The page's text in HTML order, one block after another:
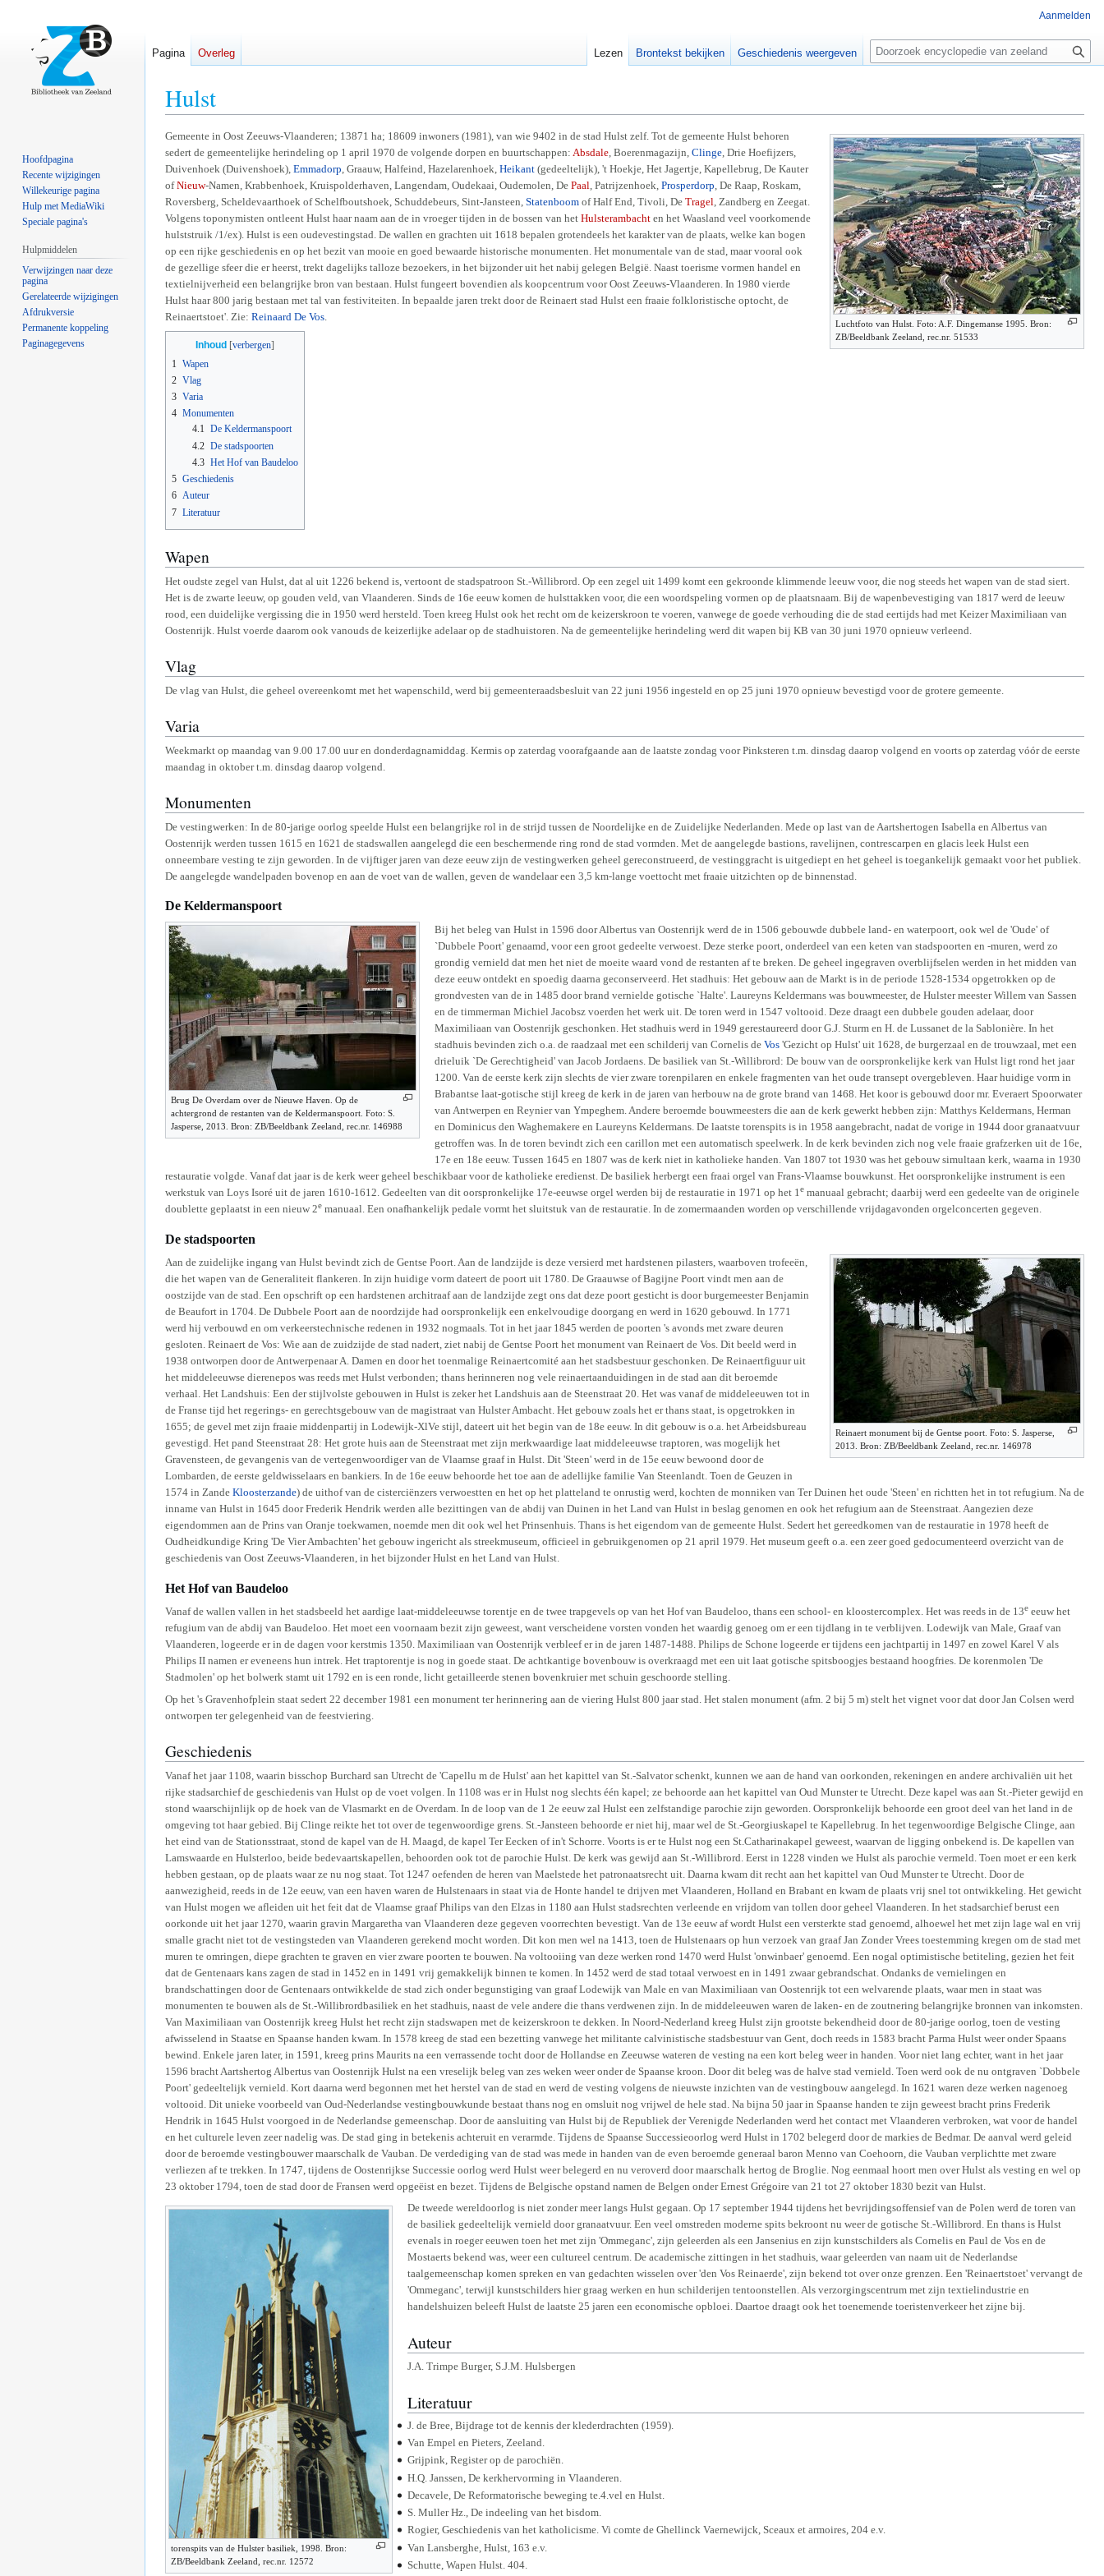
Hulst
Naar
navigatie
springen
Naar
zoeken
springen
Luchtfoto van Hulst. Foto: A.F. Dingemanse 1995. Bron:
ZB/Beeldbank Zeeland, rec.nr. 51533
Gemeente in Oost Zeeuws-Vlaanderen; 13871 ha; 18609 inwoners (1981), van wie 9402 in de stad Hulst zelf. Tot de gemeente Hulst behoren
sedert de gemeentelijke herindeling op 1 april 1970 de volgende dorpen en buurtschappen: Absdale, Boerenmagazijn, Clinge, Drie Hoefijzers,
Duivenhoek (Duivenshoek), Emmadorp, Graauw, Halfeind, Hazelarenhoek, Heikant (gedeeltelijk), 't Hoekje, Het Jagertje, Kapellebrug, De Kauter
ofNieuw-Namen, Krabbenhoek, Kruispolderhaven, Langendam, Oudekaai, Oudemolen, De Paal, Patrijzenhoek, Prosperdorp, De Raap, Roskam,
Roversberg, Scheldevaarthoek of Schelfboutshoek, Schuddebeurs, Sint-Jansteen, Statenboom of Half End, Tivoli, De Tragel, Zandberg en Zeegat.
Volgens toponymisten ontleent Hulst haar naam aan de in vroeger tijden in de bossen van het Hulsterambacht en het Waasland veel voorkomende
hulststruik /1/ex). Hulst is een oudevestingstad. De wallen en grachten uit 1618 bepalen grotendeels het karakter van de plaats, welke kan bogen
op een rijke geschiedenis en op het bezit van mooie en goed bewaarde historische monumenten. Het monumentale van de stad, maar vooral ook
de gezellige sfeer die er heerst, trekt dagelijks talloze bezoekers, in het bijzonder uit het nabij gelegen België. Naast toerisme vormen handel en
textielnijverheid een belangrijke bron van bestaan. Hulst fungeert bovendien als koopcentrum voor Oost Zeeuws-Vlaanderen. In 1980 vierde
Hulst haar 800 jarig bestaan met tal van festiviteiten. In bepaalde jaren trekt door de Reinaert stad Hulst een fraaie folkloristische optocht, de
Reinaertstoet'. Zie: Reinaard De Vos.
Inhoud
1
Wapen
2 Vlag
3 Varia
4 Monumenten
4.1 De Keldermanspoort
4.2 De stadspoorten
4.3 Het Hof van Baudeloo
5 Geschiedenis
6 Auteur
7 Literatuur
Wapen
Het oudste zegel van Hulst, dat al uit 1226 bekend is, vertoont de stadspatroon St.-Willibrord. Op een zegel uit 1499 komt een gekroonde klimmende leeuw voor, die nog steeds het wapen van de stad siert.
Het is de zwarte leeuw, op gouden veld, van Vlaanderen. Sinds de 16e eeuw komen de hulsttakken voor, die een woordspeling vormen op de plaatsnaam. Bij de wapenbevestiging van 1817 werd de leeuw
rood, een duidelijke vergissing die in 1950 werd hersteld. Toen kreeg Hulst ook het recht om de keizerskroon te voeren, vanwege de goede verhouding die de stad eertijds had met Keizer Maximiliaan van
Oostenrijk. Hulst voerde daarom ook vanouds de keizerlijke adelaar op de stadhuistoren. Na de gemeentelijke herindeling werd dit wapen bij KB van 30 juni 1970 opnieuw verleend.
Vlag
De vlag van Hulst, die geheel overeenkomt met het wapenschild, werd bij gemeenteraadsbesluit van 22 juni 1956 ingesteld en op 25 juni 1970 opnieuw bevestigd voor de grotere gemeente.
Varia
Weekmarkt op maandag van 9.00 17.00 uur en donderdagnamiddag. Kermis op zaterdag voorafgaande aan de laatste zondag voor Pinksteren t.m. dinsdag daarop volgend en voorts op zaterdag vóór de eerste
maandag in oktober t.m. dinsdag daarop volgend.
Monumenten
De vestingwerken: In de 80-jarige oorlog speelde Hulst een belangrijke rol in de strijd tussen de Noordelijke en de Zuidelijke Nederlanden. Mede op last van de Aartshertogen Isabella en Albertus van
Oostenrijk werden tussen 1615 en 1621 de stadswallen aangelegd die een beschermende ring rond de stad vormden. Met de aangelegde bastions, ravelijnen, contrescarpen en glacis leek Hulst een
onneembare vesting te zijn geworden. In de vijftiger jaren van deze eeuw zijn de vestingwerken geheel gereconstrueerd, de vestinggracht is uitgediept en het geheel is toegankelijk gemaakt voor het publiek.
De aangelegde wandelpaden bovenop en aan de voet van de wallen, geven de wandelaar een 3,5 km-lange voettocht met fraaie uitzichten op de binnenstad.
De Keldermanspoort
Brug De Overdam over de Nieuwe Haven. Op de
achtergrond de restanten van de Keldermanspoort. Foto: S.
Jasperse, 2013. Bron: ZB/Beeldbank Zeeland, rec.nr. 146988
Bij het beleg van Hulst in 1596 door Albertus van Oostenrijk werd de in 1506 gebouwde dubbele land- en waterpoort, ook wel de 'Oude' of
`Dubbele Poort' genaamd, voor een groot gedeelte verwoest. Deze sterke poort, onderdeel van een keten van stadspoorten en -muren, werd zo
grondig vernield dat men het niet de moeite waard vond de restanten af te breken. De geheel ingegraven overblijfselen werden in het midden van
deze eeuw ontdekt en spoedig daarna geconserveerd. Het stadhuis: Het gebouw aan de Markt is in de periode 1528-1534 opgetrokken op de
grondvesten van de in 1485 door brand vernielde gotische `Halte'. Laureyns Keldermans was bouwmeester, de Hulster meester Willem van Sassen
en de timmerman Michiel Jacobsz voerden het werk uit. De toren werd in 1547 voltooid. Deze draagt een dubbele gouden adelaar, door
Maximiliaan van Oostenrijk geschonken. Het stadhuis werd in 1949 gerestaureerd door G.J. Sturm en H. de Lussanet de la Sablonière. In het
stadhuis bevinden zich o.a. de raadzaal met een schilderij van Cornelis deVos 'Gezicht op Hulst' uit 1628, de burgerzaal en de trouwzaal, met een
drieluik `De Gerechtigheid' van Jacob Jordaens. De basiliek van St.-Willibrord: De bouw van de oorspronkelijke kerk van Hulst ligt rond het jaar
1200. Van de eerste kerk zijn slechts de vier zware torenpilaren en enkele fragmenten van het oude transept overgebleven. Haar huidige vorm in
Brabantse laat-gotische stijl kreeg de kerk in de jaren van herbouw na de grote brand van 1468. Het koor is gebouwd door mr. Everaert Spoorwater
van Antwerpen en Reynier van Ympeghem. Andere beroemde bouwmeesters die aan de kerk gewerkt hebben zijn: Matthys Keldermans, Herman
en Dominicus den Waghemakere en Laureyns Keldermans. De laatste torenspits is in 1958 aangebracht, nadat de vorige in 1944 door granaatvuur
getroffen was. In de toren bevindt zich een carillon met een automatisch speelwerk. In de kerk bevinden zich nog vele fraaie grafzerken uit de 16e,
17e en 18e eeuw. Tussen 1645 en 1807 was de kerk niet in katholieke handen. Van 1807 tot 1930 was het gebouw simultaan kerk, waarna in 1930
restauratie volgde. Vanaf dat jaar is de kerk weer geheel beschikbaar voor de katholieke eredienst. De basiliek herbergt een fraai orgel van Frans-Vlaamse bouwkunst. Het oorspronkelijke instrument is een
werkstuk van Loys Isoré uit de jaren 1610-1612. Gedeelten van dit oorspronkelijke 17e-eeuwse orgel werden bij de restauratie in 1971 op het 1e manuaal gebracht; daarbij werd een gedeelte van de originele
doublette geplaatst in een nieuw 2e manuaal. Een onafhankelijk pedale vormt het sluitstuk van de restauratie. In de zomermaanden worden op verschillende vrijdagavonden orgelconcerten gegeven.
De stadspoorten
Reinaert monument bij de Gentse poort. Foto: S. Jasperse,
2013. Bron: ZB/Beeldbank Zeeland, rec.nr. 146978
Aan de zuidelijke ingang van Hulst bevindt zich de Gentse Poort. Aan de landzijde is deze versierd met hardstenen pilasters, waarboven trofeeën,
die het wapen van de Generaliteit flankeren. In zijn huidige vorm dateert de poort uit 1780. De Graauwse of Bagijne Poort vindt men aan de
oostzijde van de stad. Een opschrift op een hardstenen architraaf aan de landzijde zegt ons dat deze poort gesticht is door burgemeester Benjamin
de Beaufort in 1704. De Dubbele Poort aan de noordzijde had oorspronkelijk een enkelvoudige doorgang en werd in 1620 gebouwd. In 1771
werd hij verbouwd en om verkeerstechnische redenen in 1932 nogmaals. Tot in het jaar 1845 werden de poorten 's avonds met zware deuren
gesloten. Reinaert de Vos: Wie aan de zuidzijde de stad nadert, ziet nabij de Gentse Poort het monument van Reinaert de Vos. Dit beeld werd in
1938 ontworpen door de Antwerpenaar A. Damen en door het toenmalige Reinaertcomité aan het stadsbestuur geschonken. De Reinaertfiguur uit
het middeleeuwse dierenepos was reeds met Hulst verbonden; thans herinneren nog vele reinaertaanduidingen in de stad aan dit beroemde
verhaal. Het Landshuis: Een der stijlvolste gebouwen in Hulst is zeker het Landshuis aan de Steenstraat 20. Het was vanaf de middeleeuwen tot in
de Franse tijd het regerings- en gerechtsgebouw van de magistraat van Hulster Ambacht. Het gebouw zoals het er thans staat, is opgetrokken in
1655; de gevel met zijn fraaie middenpartij in Lodewijk-XlVe stijl, dateert uit het begin van de 18e eeuw. In dit gebouw is o.a. het Arbeidsbureau
gevestigd. Het pand Steenstraat 28: Het grote huis aan de Steenstraat met zijn merkwaardige laat middeleeuwse traptoren, was mogelijk het
Gravensteen, de gevangenis van de vertegenwoordiger van de Vlaamse graaf in Hulst. Dit 'Steen' werd in de 15e eeuw bewoond door de
Lombarden, de eerste geldwisselaars en bankiers. In de 16e eeuw behoorde het toe aan de adellijke familie Van Steenlandt. Toen de Geuzen in
1574 in Zande Kloosterzande) de uithof van de cisterciënzers verwoestten en het op het platteland te onrustig werd, kochten de monniken van Ter Duinen het oude 'Steen' en richtten het in tot refugium. Na de
inname van Hulst in 1645 door Frederik Hendrik werden alle bezittingen van de abdij van Duinen in het Land van Hulst in beslag genomen en ook het refugium aan de Steenstraat. Aangezien deze
eigendommen aan de Prins van Oranje toekwamen, noemde men dit ook wel het Prinsenhuis. Thans is het eigendom van de gemeente Hulst. Sedert het gereedkomen van de restauratie in 1978 heeft de
Oudheidkundige Kring 'De Vier Ambachten' het gebouw ingericht als streekmuseum, officieel in gebruikgenomen op 21 april 1979. Het museum geeft o.a. een zeer goed gedocumenteerd overzicht van de
geschiedenis van Oost Zeeuws-Vlaanderen, in het bijzonder Hulst en het Land van Hulst.
Het Hof van Baudeloo
Vanaf de wallen vallen in het stadsbeeld het aardige laat-middeleeuwse torentje en de twee trapgevels op van het Hof van Baudeloo, thans een school- en kloostercomplex. Het was reeds in de 13e eeuw het
refugium van de abdij van Baudeloo. Het moet een voornaam bezit zijn geweest, want verscheidene vorsten vonden het waardig genoeg om er een tijdlang in te verblijven. Lodewijk van Male, Graaf van
Vlaanderen, logeerde er in de dagen voor kerstmis 1350. Maximiliaan van Oostenrijk verbleef er in de jaren 1487-1488. Philips de Schone logeerde er tijdens een jachtpartij in 1497 en zowel Karel V als
Philips II namen er eveneens hun intrek. Het traptorentje is nog in goede staat. De achtkantige bovenbouw is overkraagd met een uit laat gotische spitsboogjes bestaand hoogfries. De korenmolen 'De
Stadmolen' op het bolwerk stamt uit 1792 en is een ronde, licht getailleerde stenen bovenkruier met schuin geschoorde stelling.
Op het 's Gravenhofplein staat sedert 22 december 1981 een monument ter herinnering aan de viering Hulst 800 jaar stad. Het stalen monument (afm. 2 bij 5 m) stelt het vignet voor dat door Jan Colsen werd
ontworpen ter gelegenheid van de feestviering.
Geschiedenis
Vanaf het jaar 1108, waarin bisschop Burchard san Utrecht de 'Capellu m de Hulst' aan het kapittel van St.-Salvator schenkt, kunnen we aan de hand van oorkonden, rekeningen en andere archivaliën uit het
rijke stadsarchief de geschiedenis van Hulst op de voet volgen. In 1108 was er in Hulst nog slechts één kapel; ze behoorde aan het kapittel van Oud Munster te Utrecht. Deze kapel was aan St.-Pieter gewijd en
stond waarschijnlijk op de hoek van de Vlasmarkt en de Overdam. In de loop van de 1 2e eeuw zal Hulst een zelfstandige parochie zijn geworden. Oorspronkelijk behoorde een groot deel van het land in de
omgeving tot haar gebied. Bij Clinge reikte het tot over de tegenwoordige grens. St.-Jansteen behoorde er niet hij, maar wel de St.-Georgiuskapel te Kapellebrug. In het tegenwoordige Belgische Clinge, aan
het eind van de Stationsstraat, stond de kapel van de H. Maagd, de kapel Ter Eecken of in't Schorre. Voorts is er te Hulst nog een St.Catharinakapel geweest, waarvan de ligging onbekend is. De kapellen van
Lamswaarde en Hulsterloo, beide bedevaartskapellen, behoorden ook tot de parochie Hulst. De kerk was gewijd aan St.-Willibrord. Eerst in 1228 vinden we Hulst als parochie vermeld. Toen moet er een kerk
hebben gestaan, op de plaats waar ze nu nog staat. Tot 1247 oefenden de heren van Maelstede het patronaatsrecht uit. Daarna kwam dit recht aan het kapittel van Oud Munster te Utrecht. Door de
aanwezigheid, reeds in de 12e eeuw, van een haven waren de Hulstenaars in staat via de Honte handel te drijven met Vlaanderen, Holland en Brabant en kwam de plaats vrij snel tot ontwikkeling. Het gewicht
van Hulst mogen we afleiden uit het feit dat de Vlaamse graaf Philips van den Elzas in 1180 aan Hulst stadsrechten verleende en vrijdom van tollen door geheel Vlaanderen. In het stadsarchief berust een
oorkonde uit het jaar 1270, waarin gravin Margaretha van Vlaanderen deze gegeven voorrechten bevestigt. Van de 13e eeuw af wordt Hulst een versterkte stad genoemd, alhoewel het met zijn lage wal en vrij
smalle gracht niet tot de vestingsteden van Vlaanderen gerekend mocht worden. Dit kon men wel na 1413, toen de Hulstenaars op hun verzoek van graaf Jan Zonder Vrees toestemming kregen om de stad met
muren te omringen, diepe grachten te graven en vier zware poorten te bouwen. Na voltooiing van deze werken rond 1470 werd Hulst 'onwinbaer' genoemd. Een nogal optimistische betiteling, gezien het feit
dat de Gentenaars kans zagen de stad in 1452 en in 1491 vrij gemakkelijk binnen te komen. In 1452 werd de stad totaal verwoest en in 1491 zwaar gebrandschat. Ondanks de vernielingen en
brandschattingen door de Gentenaars ontwikkelde de stad zich onder begunstiging van graaf Lodewijk van Male en van Maximiliaan van Oostenrijk tot een welvarende plaats, waar men in staat was
monumenten te bouwen als de St.-Willibrordbasiliek en het stadhuis, naast de vele andere die thans verdwenen zijn. In de middeleeuwen waren de laken- en de zoutnering belangrijke bronnen van inkomsten.
Van Maximiliaan van Oostenrijk kreeg Hulst het recht zijn stadswapen met de keizerskroon te dekken. In Noord-Nederland kreeg Hulst zijn grootste bekendheid door de 80-jarige oorlog, toen de vesting
afwisselend in Staatse en Spaanse handen kwam. In 1578 kreeg de stad een bezetting vanwege het militante calvinistische stadsbestuur van Gent, doch reeds in 1583 bracht Parma Hulst weer onder Spaans
bewind. Enkele jaren later, in 1591, kreeg prins Maurits na een verrassende tocht door de Hollandse en Zeeuwse wateren de vesting na een kort beleg weer in handen. Voor niet lang echter, want in het jaar
1596 bracht Aartshertog Albertus van Oostenrijk Hulst na een vreselijk beleg van zes weken weer onder de Spaanse kroon. Door dit beleg was de halve stad vernield. Toen werd ook de nu ontgraven `Dobbele
Poort' gedeeltelijk vernield. Kort daarna werd begonnen met het herstel van de stad en werd de vesting volgens de nieuwste inzichten van de vestingbouw aangelegd. In 1621 waren deze werken nagenoeg
voltooid. Dit unieke voorbeeld van Oud-Nederlandse vestingbouwkunde bestaat thans nog en omsluit nog vrijwel de hele stad. Na bijna 50 jaar in Spaanse handen te zijn geweest bracht prins Frederik
Hendrik in 1645 Hulst voorgoed in de Nederlandse gemeenschap. Door de aansluiting van Hulst bij de Republiek der Verenigde Nederlanden werd het contact met Vlaanderen verbroken, wat voor de handel
en het culturele leven zeer nadelig was. De stad ging in betekenis achteruit en verarmde. Tijdens de Spaanse Successieoorlog werd Hulst in 1702 belegerd door de markies de Bedmar. De aanval werd geleid
door de beroemde vestingbouwer maarschalk de Vauban. De verdediging van de stad was mede in handen van de even beroemde generaal baron Menno van Coehoorn, die Vauban verplichtte met zware
verliezen af te trekken. In 1747, tijdens de Oostenrijkse Successie oorlog werd Hulst weer belegerd en nu veroverd door maarschalk hertog de Broglie. Nog eenmaal hoort men over Hulst als vesting en wel op
23 oktober 1794, toen de stad door de Fransen werd opgeëist en bezet. Tijdens de Belgische opstand namen de Belgen onder Ernest Grégoire van 21 tot 27 oktober 1830 bezit van Hulst.
torenspits van de Hulster basiliek, 1998. Bron:
ZB/Beeldbank Zeeland, rec.nr. 12572
De tweede wereldoorlog is niet zonder meer langs Hulst gegaan. Op 17 september 1944 tijdens het bevrijdingsoffensief van de Polen werd de toren van
de basiliek gedeeltelijk vernield door granaatvuur. Een veel omstreden moderne spits bekroont nu weer de gotische St.-Willibrord. En thans is Hulst
evenals in roeger eeuwen toen het met zijn 'Ommeganc', zijn geleerden als een Jansenius en zijn kunstschilders als Cornelis en Paul de Vos en de
Mostaerts bekend was, weer een cultureel centrum. De academische zittingen in het stadhuis, waar geleerden van naam uit de Nederlandse
taalgemeenschap komen spreken en van gedachten wisselen over 'den Vos Reinaerde', zijn bekend tot over onze grenzen. Een 'Reinaertstoet' vervangt de
'Ommeganc', terwijl kunstschilders hier graag werken en hun schilderijen tentoonstellen. Als verzorgingscentrum met zijn textielindustrie en
handelshuizen beleeft Hulst de laatste 25 jaren een economische opbloei. Daartoe draagt ook het toenemende toeristenverkeer het zijne bij.
Auteur
J.A. Trimpe Burger, S.J.M. Hulsbergen
Literatuur
J. de Bree, Bijdrage tot de kennis der klederdrachten (1959).
Van Empel en Pieters, Zeeland.
Grijpink, Register op de parochiën.
H.Q. Janssen, De kerkhervorming in Vlaanderen.
Decavele, De Reformatorische beweging te.4.vel en Hulst.
S. Muller Hz., De indeeling van het bisdom.
Rogier, Geschiedenis van het katholicisme. Vi comte de Ghellinck Vaernewijck, Sceaux et armoires, 204 e.v.
Van Lansberghe, Hulst, 163 e.v.
Schutte, Wapen Hulst. 404.
Aanmelden
Pagina Overleg Lezen Brontekst bekijken Geschiedenis weergeven
Z
e
Hoofdpagina
Recente wijzigingen
Willekeurige pagina
Hulp met MediaWiki
Speciale pagina's
Hulpmiddelen
Verwijzingen naar deze
pagina
Gerelateerde wijzigingen
Afdrukversie
Permanente koppeling
Paginagegevens